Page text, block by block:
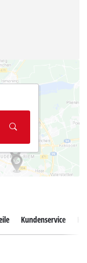
Kundenservice